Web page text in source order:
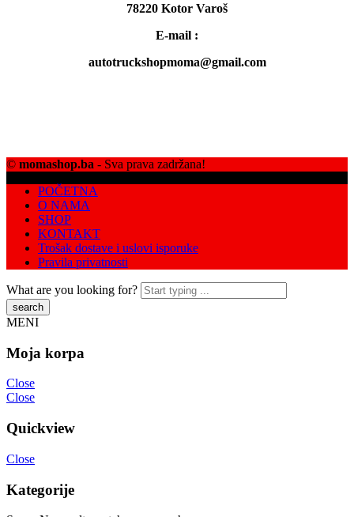
78220 Kotor Varoš
E-mail :
autotruckshopmoma@gmail.com
© momashop.ba - Sva prava zadržana!
POČETNA
O NAMA
SHOP
KONTAKT
Trošak dostave i uslovi isporuke
Pravila privatnosti
What are you looking for?
MENI
Moja korpa
Close
Close
Quickview
Close
Kategorije